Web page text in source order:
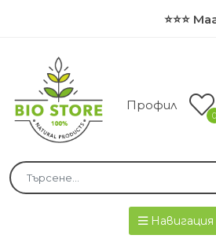
⭐⭐⭐
Профил
0
Навигация